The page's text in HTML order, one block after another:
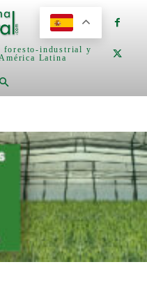
foresto-industrial y
Latina